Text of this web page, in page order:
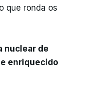
que ronda os
nuclear de
enriquecido